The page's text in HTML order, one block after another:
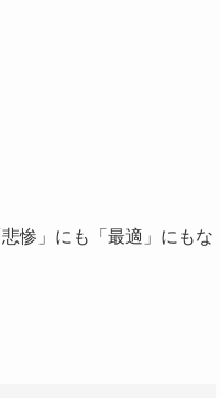
惨」にも「最適」にもな